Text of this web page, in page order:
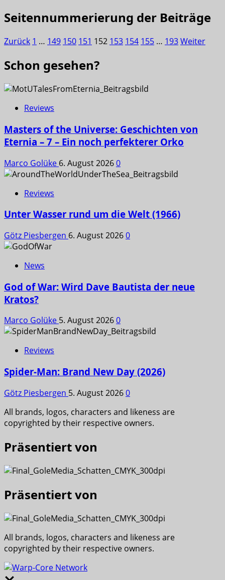
Seitennummerierung der Beiträge
Zurück 1 … 149 150 151 152 153 154 155 … 193Weiter
Schon gesehen?
Reviews
Masters of the Universe: Geschichten von
Eternia – 7 – Ein noch perfekterer Orko
Marco Golüke 6. August 20260
Reviews
Unter Wasser rund um die Welt (1966)
Götz Piesbergen 6. August 20260
News
God of War: Wird Dave Bautista der neue
Kratos?
Marco Golüke 5. August 20260
Reviews
Spider-Man: Brand New Day (2026)
Götz Piesbergen 5. August 20260
All brands, logos, characters and likeness are
copyrighted by their respective owners.
Präsentiert von
Präsentiert von
All brands, logos, characters and likeness are
copyrighted by their respective owners.